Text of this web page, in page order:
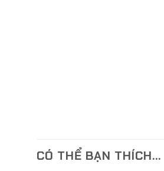
CÓ THỂ BẠN THÍCH…